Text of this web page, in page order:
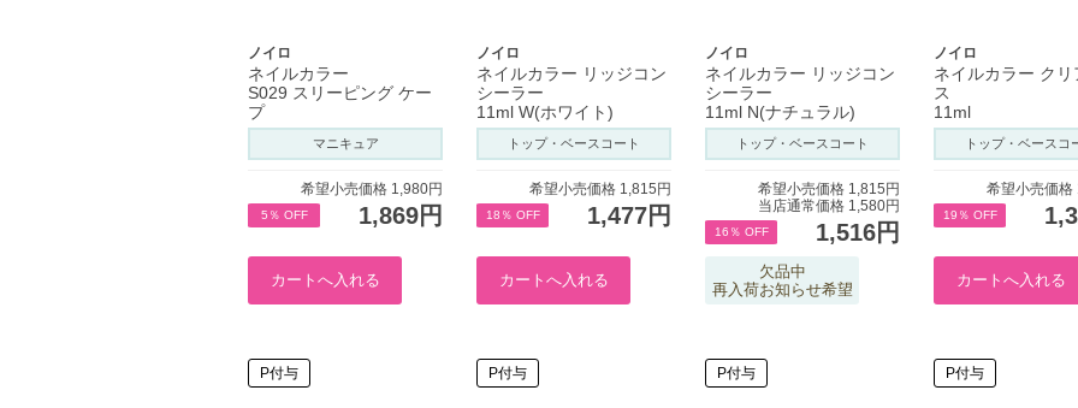
ノイロ
ネイルカラー
S029 スリーピング ケー
プ
マニキュア
希望小売価格 1,980円
5％ OFF 1,869円
ノイロ
ネイルカラー リッジコン
シーラー
11ml W(ホワイト)
トップ・ベースコート
希望小売価格 1,815円
18％ OFF 1,477円
ノイロ
ネイルカラー リッジコン
シーラー
11ml N(ナチュラル)
トップ・ベースコート
希望小売価格 1,815円
当店通常価格 1,580円
16％ OFF 1,516円
欠品中
再入荷お知らせ希望
ノイロ
ネイルカラー クリ
ス
11ml
トップ・ベースコ
希望小売価格
19％ OFF
P付与 P付与 P付与 P付与